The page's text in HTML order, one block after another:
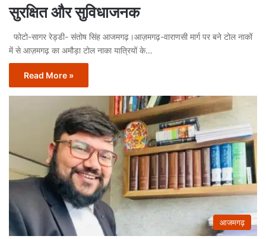
सुरक्षित और सुविधाजनक
फोटो-सागर रेड्डी- संतोष सिंह आजमगढ़।आज़मगढ़-वाराणसी मार्ग पर बने टोल नाकों
में से आज़मगढ़ का अमौड़ा टोल नाका यात्रियों के…
Read More »
आजमगढ़